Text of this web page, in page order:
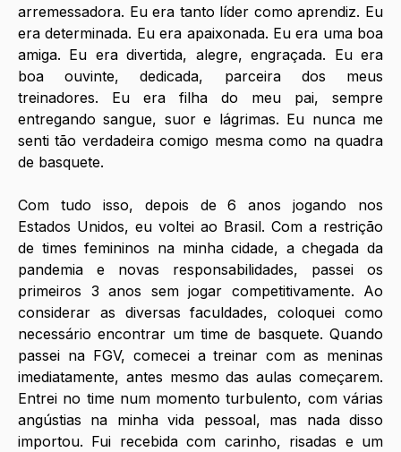
arremessadora. Eu era tanto líder como aprendiz. Eu
era determinada. Eu era apaixonada. Eu era uma boa
amiga. Eu era divertida, alegre, engraçada. Eu era
boa ouvinte, dedicada, parceira dos meus
treinadores. Eu era filha do meu pai, sempre
entregando sangue, suor e lágrimas. Eu nunca me
senti tão verdadeira comigo mesma como na quadra
de basquete.
Com tudo isso, depois de 6 anos jogando nos
Estados Unidos, eu voltei ao Brasil. Com a restrição
de times femininos na minha cidade, a chegada da
pandemia e novas responsabilidades, passei os
primeiros 3 anos sem jogar competitivamente. Ao
considerar as diversas faculdades, coloquei como
necessário encontrar um time de basquete. Quando
passei na FGV, comecei a treinar com as meninas
imediatamente, antes mesmo das aulas começarem.
Entrei no time num momento turbulento, com várias
angústias na minha vida pessoal, mas nada disso
importou. Fui recebida com carinho, risadas e um